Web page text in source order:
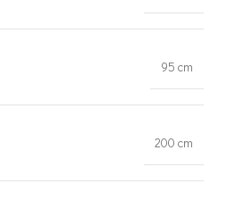
95 cm
200 cm